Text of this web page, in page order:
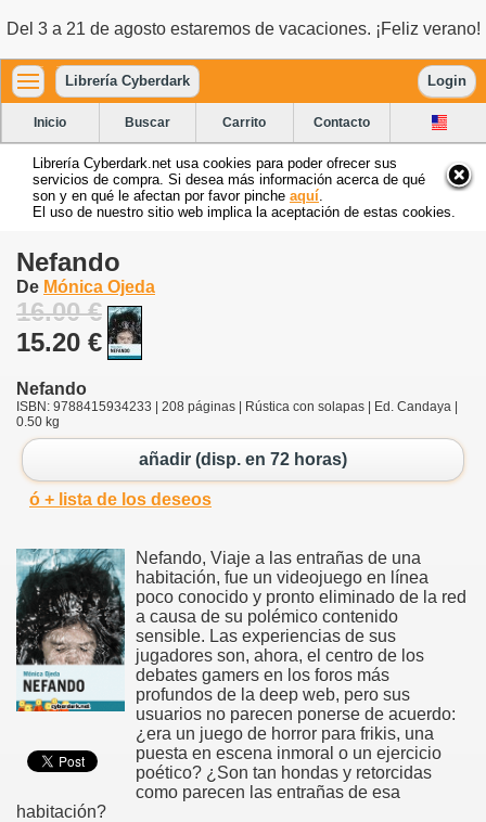
Del 3 a 21 de agosto estaremos de vacaciones. ¡Feliz verano!
Librería Cyberdark Login
Inicio Buscar Carrito Contacto
Librería Cyberdark.net usa cookies para poder ofrecer sus
servicios de compra. Si desea más información acerca de qué
son y en qué le afectan por favor pinche aquí
El uso de nuestro sitio web implica la aceptación de estas cookies.
Nefando
De Mónica Ojeda
16.00 €
15.20 €
Nefando
ISBN: 9788415934233 | 208 páginas | Rústica con solapas | Ed. Candaya |
0.50 kg
añadir (disp. en 72 horas)
ó + lista de los deseos
Nefando, Viaje a las entrañas de una
habitación, fue un videojuego en línea
poco conocido y pronto eliminado de la red
a causa de su polémico contenido
sensible. Las experiencias de sus
jugadores son, ahora, el centro de los
debates gamers en los foros más
profundos de la deep web, pero sus
usuarios no parecen ponerse de acuerdo:
¿era un juego de horror para frikis, una
puesta en escena inmoral o un ejercicio
poético? ¿Son tan hondas y retorcidas
como parecen las entrañas de esa
habitación?